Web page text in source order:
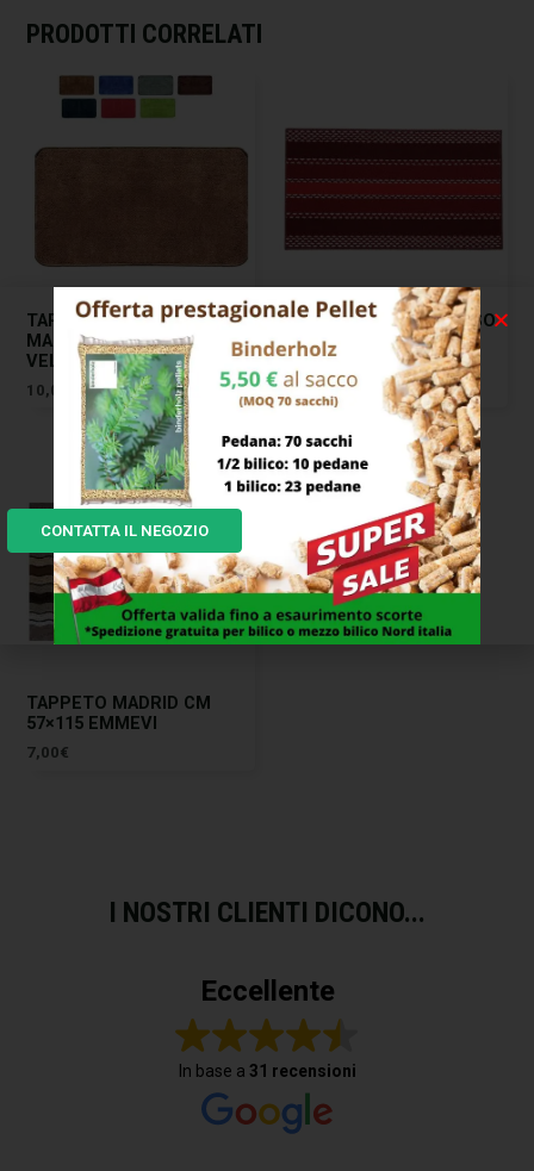
PRODOTTI CORRELATI
TAPPETO MICROFIBRA
MAESTRO CM 50×80
VELCOC
10,00
TAPPETO GEMMA ROSSO
CM 50X 75 EMMEVI
6,00
TAPPETO MADRID CM
57×115 EMMEVI
7,00€
I NOSTRI CLIENTI DICONO...
Eccellente
In base a 31 recensioni
CONTATTA IL NEGOZIO